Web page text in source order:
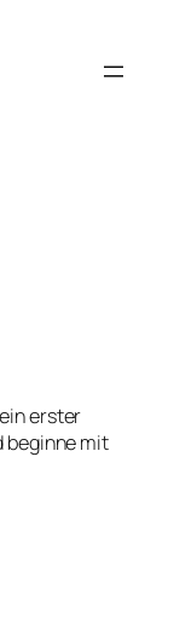
erster
beginne mit